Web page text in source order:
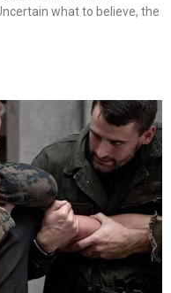
what to believe, the